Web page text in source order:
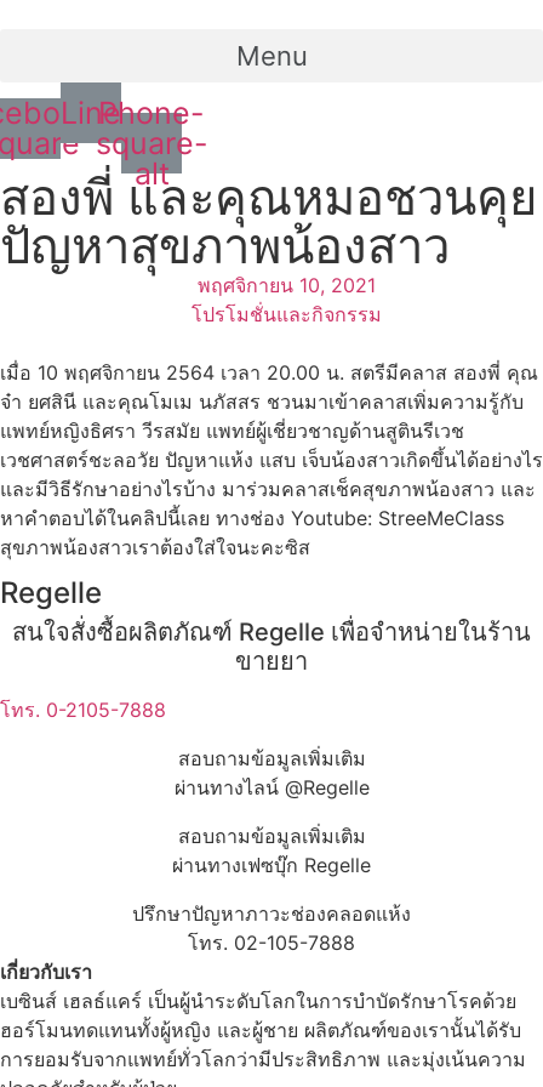
Menu
LinePhone-
square-
alt
สองพี่ และคุณหมอชวนคุย
ปัญหาสุขภาพน้องสาว
พฤศจิกายน 10, 2021
โปรโมชั่นและกิจกรรม
เมื่อ 10 พฤศจิกายน 2564 เวลา 20.00 น. สตรีมีคลาส สองพี่ คุณ
จ๋า ยศสินี และคุณโมเม นภัสสร ชวนมาเข้าคลาสเพิ่มความรู้กับ
แพทย์หญิงธิศรา วีรสมัย แพทย์ผู้เชี่ยวชาญด้านสูตินรีเวช
เวชศาสตร์ชะลอวัย ปัญหาแห้ง แสบ เจ็บน้องสาวเกิดขึ้นได้อย่างไร
และมีวิธีรักษาอย่างไรบ้าง มาร่วมคลาสเช็คสุขภาพน้องสาว และ
หาคำตอบได้ในคลิปนี้เลย ทางช่อง Youtube: StreeMeClass
สุขภาพน้องสาวเราต้องใส่ใจนะคะซิส
Regelle
สนใจสั่งซื้อผลิตภัณฑ์ Regelle เพื่อจำหน่ายในร้าน
ขายยา
โทร. 0-2105-7888
สอบถามข้อมูลเพิ่มเติม
ผ่านทางไลน์ @Regelle
สอบถามข้อมูลเพิ่มเติม
ผ่านทางเฟซบุ๊ก Regelle
ปรึกษาปัญหาภาวะช่องคลอดแห้ง
โทร. 02-105-7888
เกี่ยวกับเรา
เบซินส์ เฮลธ์แคร์ เป็นผู้นำระดับโลกในการบำบัดรักษาโรคด้วย
ฮอร์โมนทดแทนทั้งผู้หญิง และผู้ชาย ผลิตภัณฑ์ของเรานั้นได้รับ
การยอมรับจากแพทย์ทั่วโลกว่ามีประสิทธิภาพ และมุ่งเน้นความ